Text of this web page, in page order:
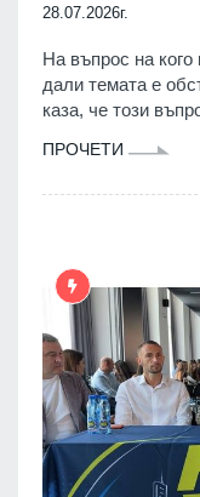
28.07.2026г.
На въпрос на
дали темата е
каза, че този
ПРОЧЕТИ